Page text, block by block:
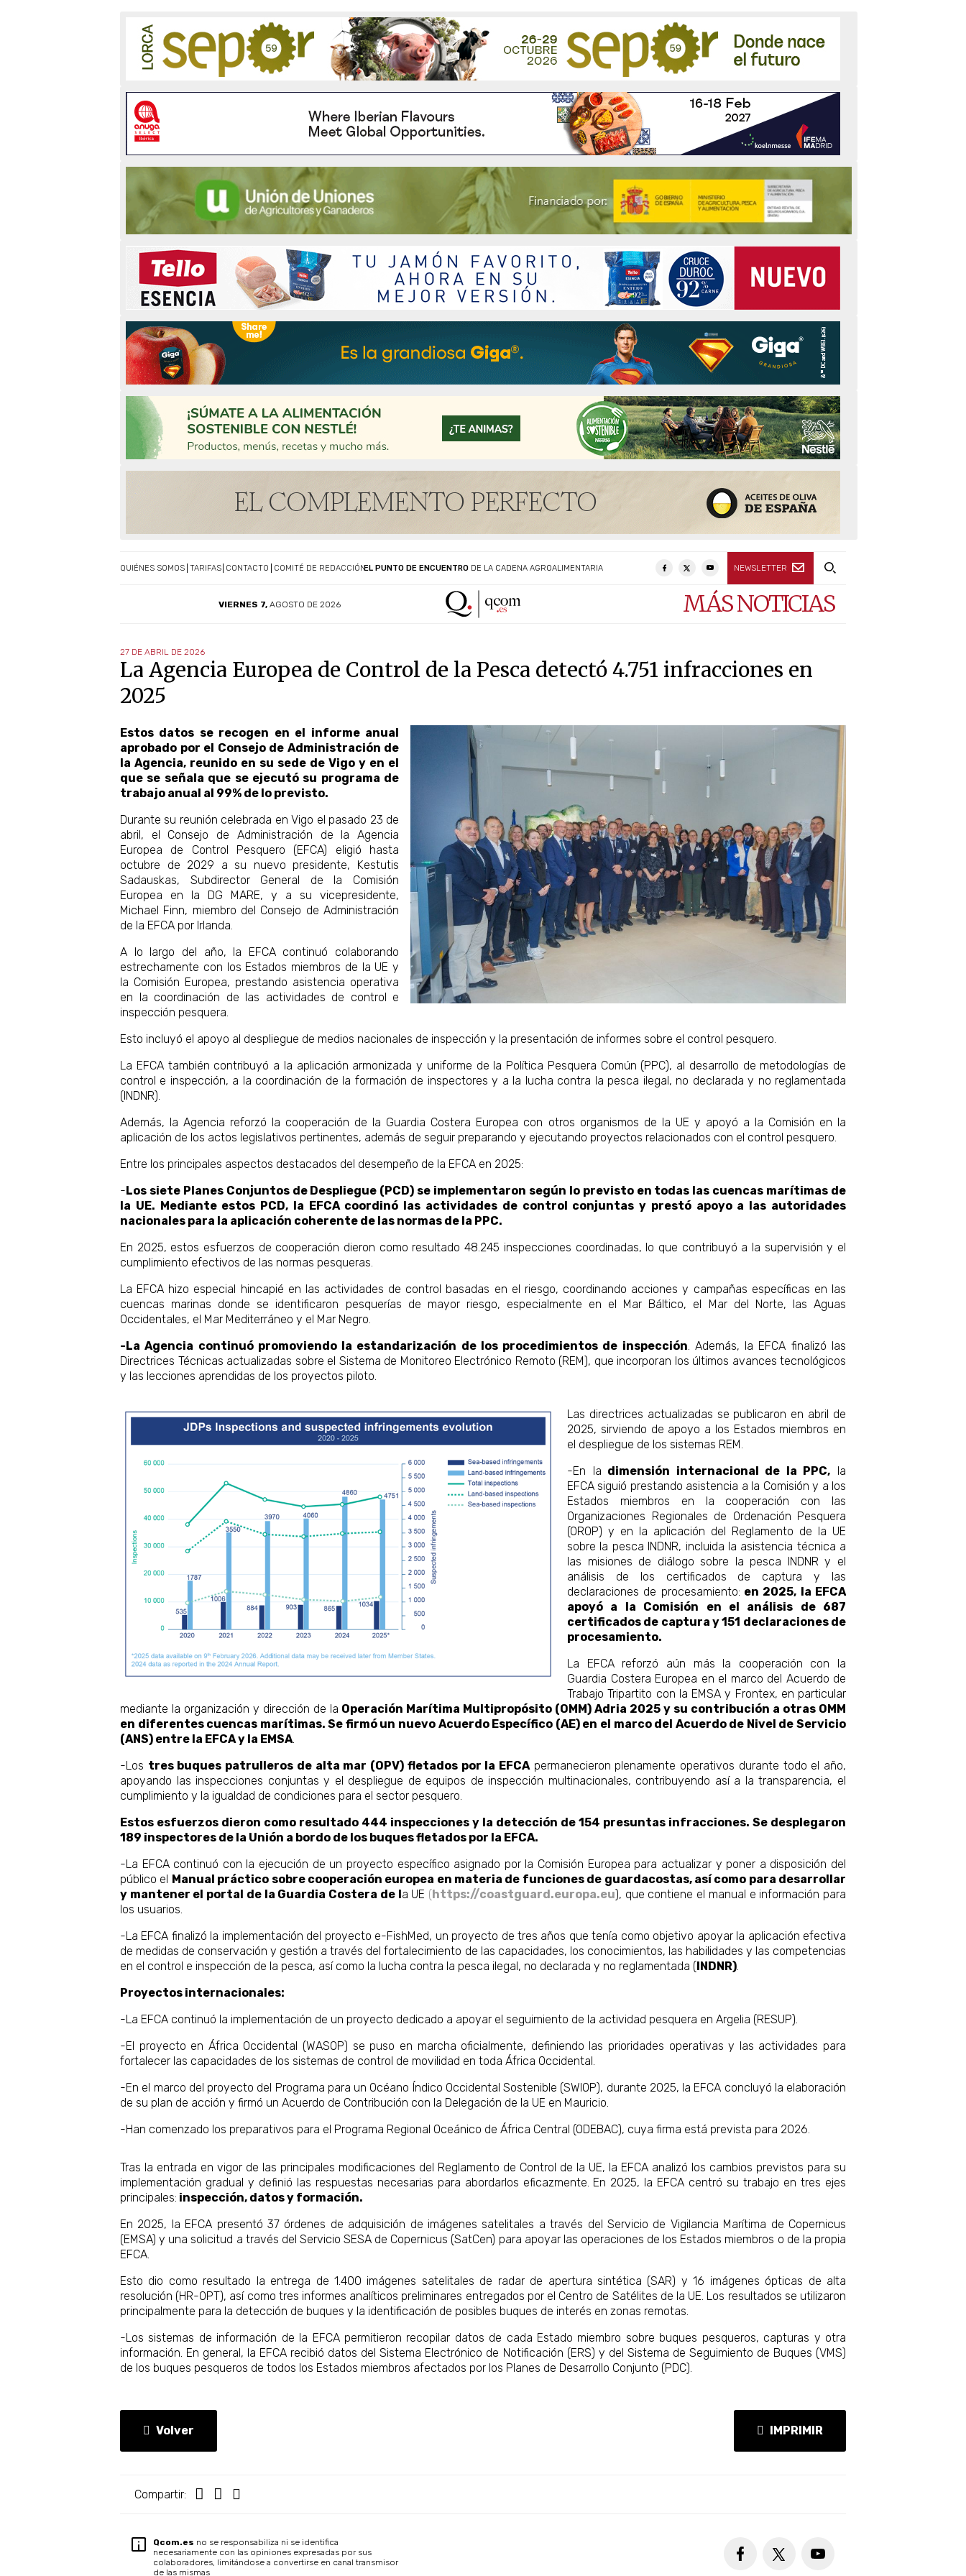
QUIÉNES SOMOS TARIFAS CONTACTO COMITÉ DE REDACCIÓN NEWSLETTER
EL PUNTO DE ENCUENTRODE LA CADENA AGROALIMENTARIA
VIERNES 7, AGOSTO DE 2026 MÁS NOTICIAS
27 DE ABRIL DE 2026
La Agencia Europea de Control de la Pesca detectó 4.751 infracciones en
2025
Estos datos se recogen en el informe anual
aprobado por el Consejo de Administración de
la Agencia, reunido en su sede de Vigo y en el
que se señala que se ejecutó su programa de
trabajo anual al 99% de lo previsto.
Durante su reunión celebrada en Vigo el pasado 23 de
abril, el Consejo de Administración de la Agencia
Europea de Control Pesquero (EFCA) eligió hasta
octubre de 2029 a su nuevo presidente, Kestutis
Sadauskas, Subdirector General de la Comisión
Europea en la DG MARE, y a su vicepresidente,
Michael Finn, miembro del Consejo de Administración
de la EFCA por Irlanda.
A lo largo del año, la EFCA continuó colaborando
estrechamente con los Estados miembros de la UE y
la Comisión Europea, prestando asistencia operativa
en la coordinación de las actividades de control e
inspección pesquera.
Esto incluyó el apoyo al despliegue de medios nacionales de inspección y la presentación de informes sobre el control pesquero.
La EFCA también contribuyó a la aplicación armonizada y uniforme de la Política Pesquera Común (PPC), al desarrollo de metodologías de
control e inspección, a la coordinación de la formación de inspectores y a la lucha contra la pesca ilegal, no declarada y no reglamentada
(INDNR).
Además, la Agencia reforzó la cooperación de la Guardia Costera Europea con otros organismos de la UE y apoyó a la Comisión en la
aplicación de los actos legislativos pertinentes, además de seguir preparando y ejecutando proyectos relacionados con el control pesquero.
Entre los principales aspectos destacados del desempeño de la EFCA en 2025:
-Los siete Planes Conjuntos de Despliegue (PCD) se implementaron según lo previsto en todas las cuencas marítimas de
la UE. Mediante estos PCD, la EFCA coordinó las actividades de control conjuntas y prestó apoyo a las autoridades
nacionales para la aplicación coherente de las normas de la PPC.
En 2025, estos esfuerzos de cooperación dieron como resultado 48.245 inspecciones coordinadas, lo que contribuyó a la supervisión y el
cumplimiento efectivos de las normas pesqueras.
La EFCA hizo especial hincapié en las actividades de control basadas en el riesgo, coordinando acciones y campañas específicas en las
cuencas marinas donde se identificaron pesquerías de mayor riesgo, especialmente en el Mar Báltico, el Mar del Norte, las Aguas
Occidentales, el Mar Mediterráneo y el Mar Negro.
-La Agencia continuó promoviendo la estandarización de los procedimientos de inspección. Además, la EFCA finalizó las
Directrices Técnicas actualizadas sobre el Sistema de Monitoreo Electrónico Remoto (REM), que incorporan los últimos avances tecnológicos
y las lecciones aprendidas de los proyectos piloto.
Las directrices actualizadas se publicaron en abril de
2025, sirviendo de apoyo a los Estados miembros en
el despliegue de los sistemas REM.
-En la dimensión internacional de la PPC, la
EFCA siguió prestando asistencia a la Comisión y a los
Estados miembros en la cooperación con las
Organizaciones Regionales de Ordenación Pesquera
(OROP) y en la aplicación del Reglamento de la UE
sobre la pesca INDNR, incluida la asistencia técnica a
las misiones de diálogo sobre la pesca INDNR y el
análisis de los certificados de captura y las
declaraciones de procesamiento: en 2025, la EFCA
apoyó a la Comisión en el análisis de 687
certificados de captura y 151 declaraciones de
procesamiento.
La EFCA reforzó aún más la cooperación con la
Guardia Costera Europea en el marco del Acuerdo de
Trabajo Tripartito con la EMSA y Frontex, en particular
mediante la organización y dirección de la Operación Marítima Multipropósito (OMM) Adria 2025 y su contribución a otras OMM
en diferentes cuencas marítimas. Se firmó un nuevo Acuerdo Específico (AE) en el marco del Acuerdo de Nivel de Servicio
(ANS) entre la EFCA y la EMSA.
-Los tres buques patrulleros de alta mar (OPV) fletados por la EFCApermanecieron plenamente operativos durante todo el año,
apoyando las inspecciones conjuntas y el despliegue de equipos de inspección multinacionales, contribuyendo así a la transparencia, el
cumplimiento y la igualdad de condiciones para el sector pesquero.
Estos esfuerzos dieron como resultado 444 inspecciones y la detección de 154 presuntas infracciones. Se desplegaron
189 inspectores de la Unión a bordo de los buques fletados por la EFCA.
-La EFCA continuó con la ejecución de un proyecto específico asignado por la Comisión Europea para actualizar y poner a disposición del
público el Manual práctico sobre cooperación europea en materia de funciones de guardacostas, así como para desarrollar
y mantener el portal de la Guardia Costera de la UE (https://coastguard.europa.eu), que contiene el manual e información para
los usuarios.
-La EFCA finalizó la implementación del proyecto e-FishMed, un proyecto de tres años que tenía como objetivo apoyar la aplicación efectiva
de medidas de conservación y gestión a través del fortalecimiento de las capacidades, los conocimientos, las habilidades y las competencias
en el control e inspección de la pesca, así como la lucha contra la pesca ilegal, no declarada y no reglamentada (INDNR).
Proyectos internacionales:
-La EFCA continuó la implementación de un proyecto dedicado a apoyar el seguimiento de la actividad pesquera en Argelia (RESUP).
-El proyecto en África Occidental (WASOP) se puso en marcha oficialmente, definiendo las prioridades operativas y las actividades para
fortalecer las capacidades de los sistemas de control de movilidad en toda África Occidental.
-En el marco del proyecto del Programa para un Océano Índico Occidental Sostenible (SWIOP), durante 2025, la EFCA concluyó la elaboración
de su plan de acción y firmó un Acuerdo de Contribución con la Delegación de la UE en Mauricio.
-Han comenzado los preparativos para el Programa Regional Oceánico de África Central (ODEBAC), cuya firma está prevista para 2026.
Tras la entrada en vigor de las principales modificaciones del Reglamento de Control de la UE, la EFCA analizó los cambios previstos para su
implementación gradual y definió las respuestas necesarias para abordarlos eficazmente. En 2025, la EFCA centró su trabajo en tres ejes
principales: inspección, datos y formación.
En 2025, la EFCA presentó 37 órdenes de adquisición de imágenes satelitales a través del Servicio de Vigilancia Marítima de Copernicus
(EMSA) y una solicitud a través del Servicio SESA de Copernicus (SatCen) para apoyar las operaciones de los Estados miembros o de la propia
EFCA.
Esto dio como resultado la entrega de 1.400 imágenes satelitales de radar de apertura sintética (SAR) y 16 imágenes ópticas de alta
resolución (HR-OPT), así como tres informes analíticos preliminares entregados por el Centro de Satélites de la UE. Los resultados se utilizaron
principalmente para la detección de buques y la identificación de posibles buques de interés en zonas remotas.
-Los sistemas de información de la EFCA permitieron recopilar datos de cada Estado miembro sobre buques pesqueros, capturas y otra
información. En general, la EFCA recibió datos del Sistema Electrónico de Notificación (ERS) y del Sistema de Seguimiento de Buques (VMS)
de los buques pesqueros de todos los Estados miembros afectados por los Planes de Desarrollo Conjunto (PDC).
Volver IMPRIMIR
Compartir:
Qcom.es no se responsabiliza ni se identifica
necesariamente con las opiniones expresadas por sus
colaboradores, limitándose a convertirse en canal transmisor
de las mismas